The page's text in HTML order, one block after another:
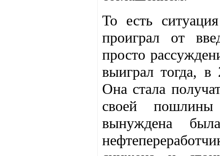
То есть
проиграл от
просто
выиграл тогда, в
Она стала
своей
вынуждена